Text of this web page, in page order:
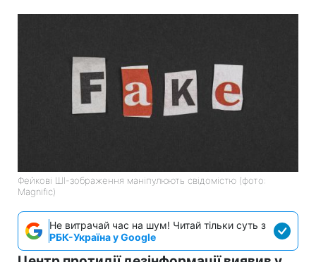
Фейкові ШІ-зображення маніпулюють свідомістю (фото:
Magnific)
Не витрачай час на шум! Читай тільки суть з
РБК-Україна у Google